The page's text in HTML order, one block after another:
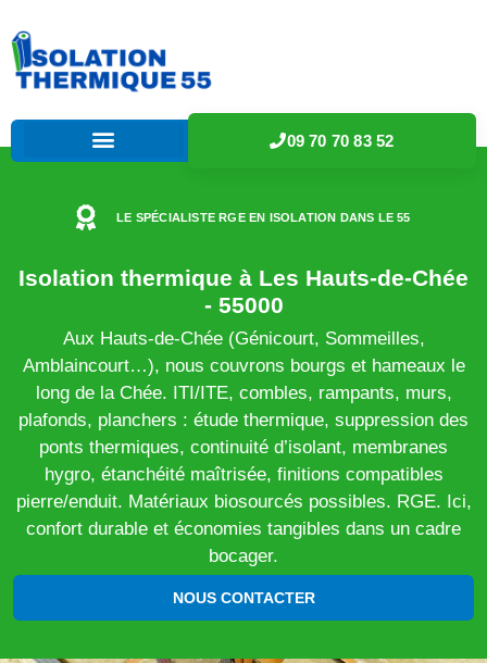
09 70 70 83 52
LE SPÉCIALISTE RGE EN ISOLATION DANS LE 55
Isolation thermique à Les Hauts-de-Chée
- 55000
Aux Hauts-de-Chée (Génicourt, Sommeilles,
Amblaincourt…), nous couvrons bourgs et hameaux le
long de la Chée. ITI/ITE, combles, rampants, murs,
plafonds, planchers : étude thermique, suppression des
ponts thermiques, continuité d’isolant, membranes
hygro, étanchéité maîtrisée, finitions compatibles
pierre/enduit. Matériaux biosourcés possibles. RGE. Ici,
confort durable et économies tangibles dans un cadre
bocager.
NOUS CONTACTER